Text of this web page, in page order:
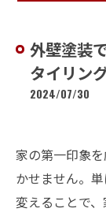
外壁塗装
タイリン
2024/07/30
家の第一印象
かせません。
変えることで